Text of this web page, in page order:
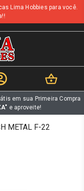
Lima Hobbies para você.
em sua Primeira Compra
e aproveite!
METAL F-22